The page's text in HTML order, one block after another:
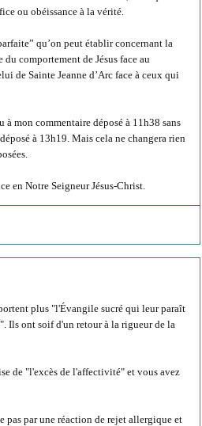
ou obéissance à la vérité.
qu’on peut établir concernant la
comportement de Jésus face au
de Sainte Jeanne d’Arc face à ceux qui
à mon commentaire déposé à 11h38 sans
à 13h19. Mais cela ne changera rien
en Notre Seigneur Jésus-Christ.
plus "l'Évangile sucré qui leur paraît
Ils ont soif d'un retour à la rigueur de la
de "l'excès de l'affectivité" et vous avez
pas par une réaction de rejet allergique et